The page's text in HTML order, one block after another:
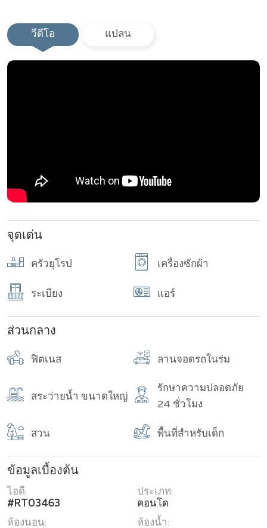
วีดีโอ แปลน
จุดเด่น
ครัวยุโรป เครื่องซักผ้า
ระเบียง แอร์
ส่วนกลาง
ฟิตเนส ลานจอดรถในร่ม
สระว่ายน้ำ ขนาดใหญ่
รักษาความปลอดภัย
24 ชั่วโมง
สวน พื้นที่สำหรับเด็ก
ข้อมูลเบื้องต้น
ไอดี:
#RT03463
ประเภท:
คอนโด
ห้องนอน:
ห้องน้ำ: